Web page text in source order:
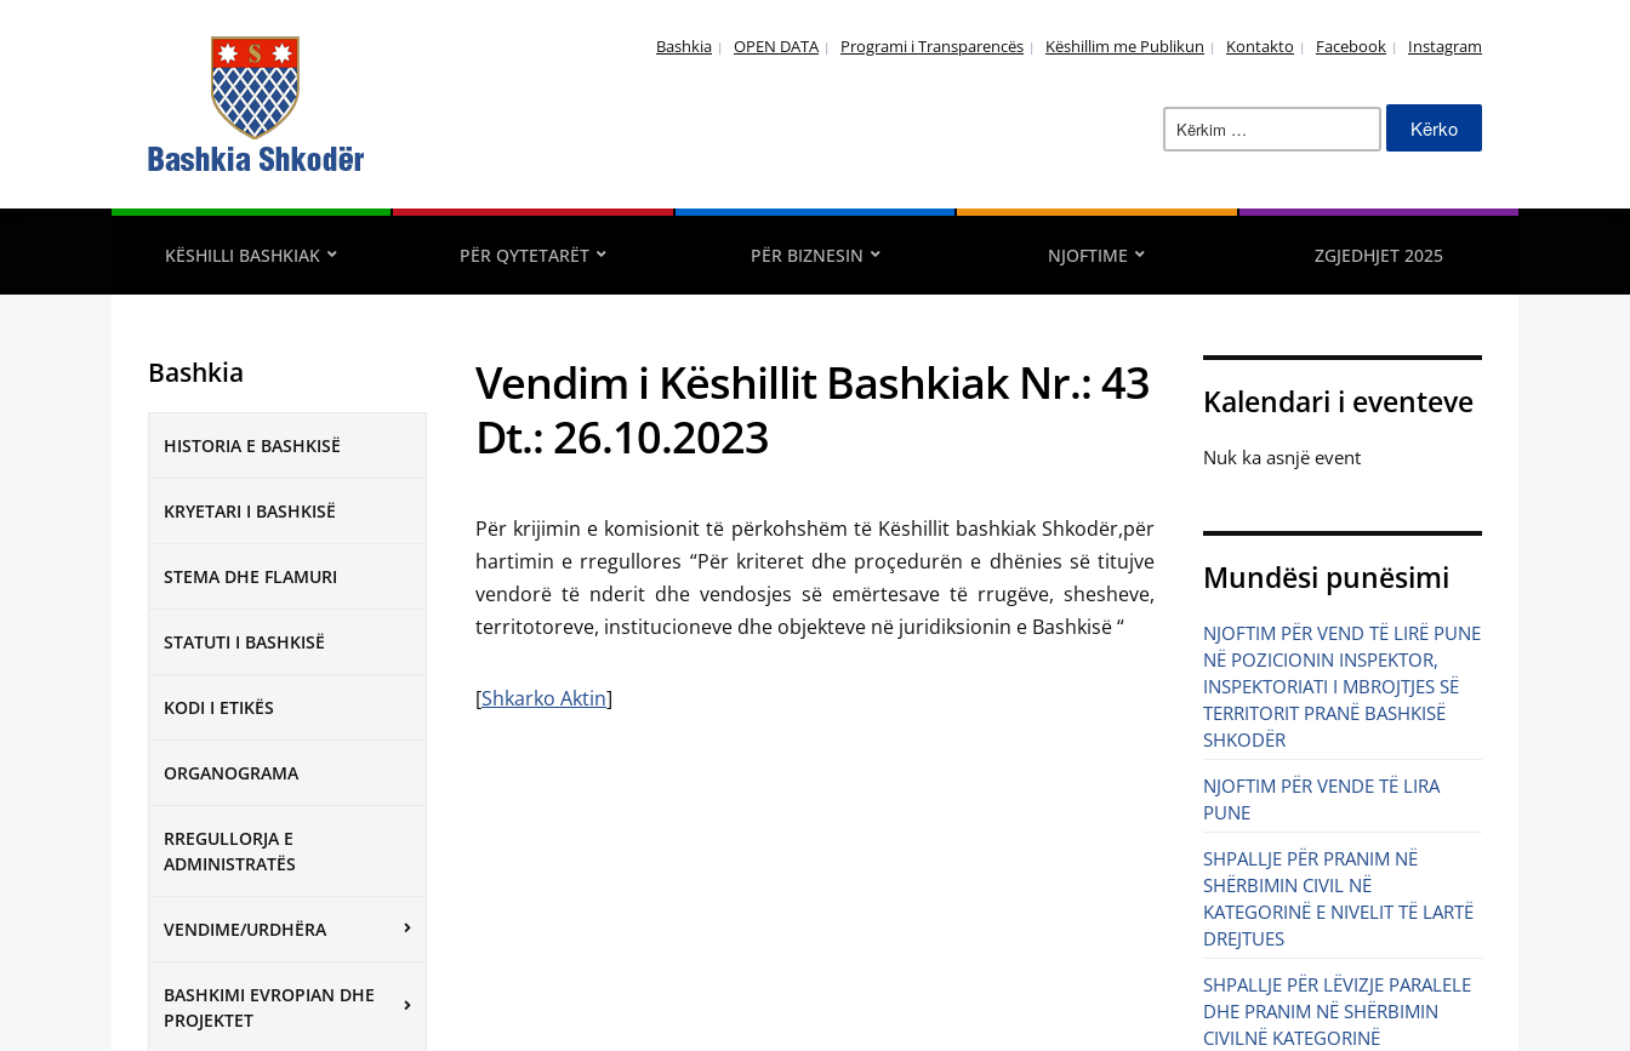
Bashkia OPEN DATA Programi i Transparencës Këshillim me Publikun Kontakto Facebook Instagram
Kërko
për:
KËSHILLI BASHKIAK PËR QYTETARËT PËR BIZNESIN NJOFTIME ZGJEDHJET 2025
Bashkia
HISTORIA E BASHKISË
KRYETARI I BASHKISË
STEMA DHE FLAMURI
STATUTI I BASHKISË
KODI I ETIKËS
ORGANOGRAMA
RREGULLORJA E
ADMINISTRATËS
VENDIME/URDHËRA
BASHKIMI EVROPIAN DHE
PROJEKTET
Vendim i Këshillit Bashkiak Nr.: 43
Dt.: 26.10.2023
Për krijimin e komisionit të përkohshëm të Këshillit bashkiak Shkodër,për
hartimin e rregullores “Për kriteret dhe proçedurën e dhënies së titujve
vendorë të nderit dhe vendosjes së emërtesave të rrugëve, shesheve,
territotoreve, institucioneve dhe objekteve në juridiksionin e Bashkisë “
[Shkarko Aktin]
Kalendari i eventeve
Nuk ka asnjë event
Mundësi punësimi
NJOFTIM PËR VEND TË LIRË PUNE
NË POZICIONIN INSPEKTOR,
INSPEKTORIATI I MBROJTJES SË
TERRITORIT PRANË BASHKISË
SHKODËR
NJOFTIM PËR VENDE TË LIRA
PUNE
SHPALLJE PËR PRANIM NË
SHËRBIMIN CIVIL NË
KATEGORINË E NIVELIT TË LARTË
DREJTUES
SHPALLJE PËR LËVIZJE PARALELE
DHE PRANIM NË SHËRBIMIN
CIVILNË KATEGORINË